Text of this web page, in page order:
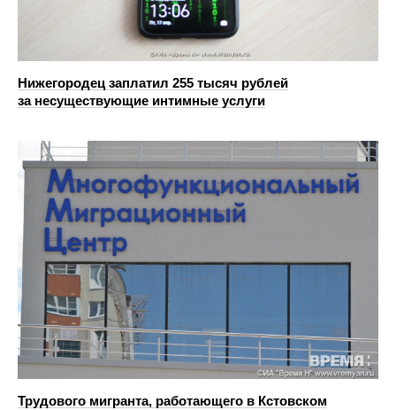
Нижегородец заплатил 255 тысяч рублей
за несуществующие интимные услуги
Трудового мигранта, работающего в Кстовском